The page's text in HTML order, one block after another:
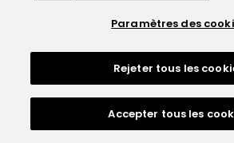
Paramètres des
Rejeter tous les
Accepter tous les